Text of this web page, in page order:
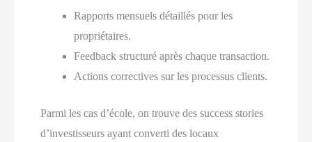
Rapports mensuels détaillés pour les
propriétaires.
Feedback structuré après chaque transaction.
Actions correctives sur les processus clients.
Parmi les cas d’école, on trouve des success stories
d’investisseurs ayant converti des locaux